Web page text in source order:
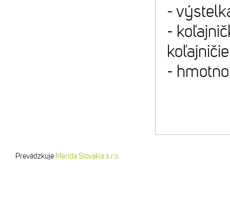
-
-
-
Prevádzkuje Merida Slovakia s.r.o.